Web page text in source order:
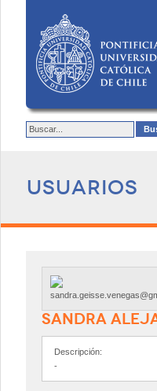
Usuarios
SANDRA
Descripción:
-